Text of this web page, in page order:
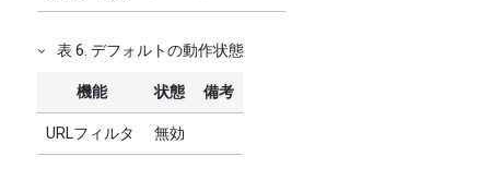
表 6 デフォルトの動作状態
機能 状態 備考
URLフィルタ 無効